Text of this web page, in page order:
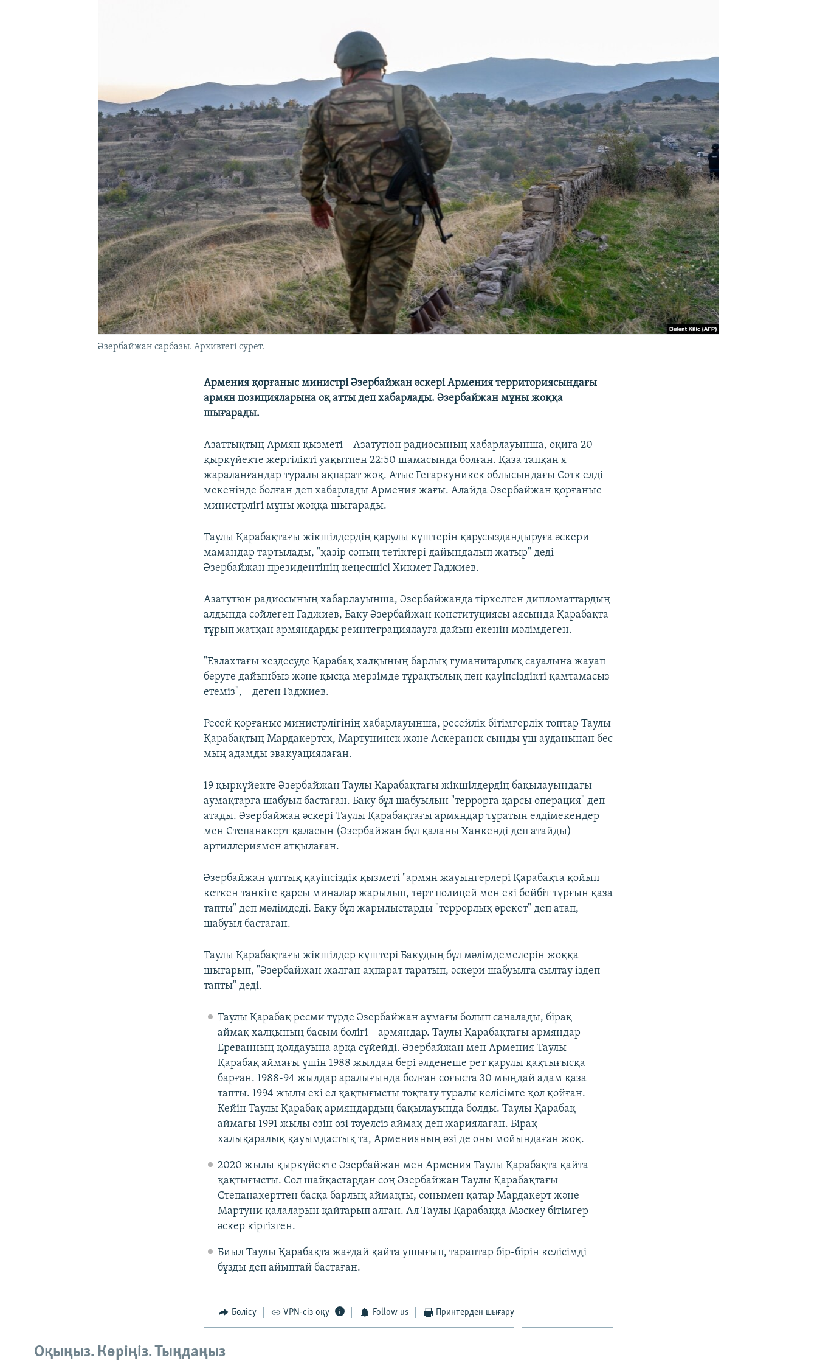
Әзербайжан сарбазы. Архивтегі сурет.
Армения қорғаныс министрі Әзербайжан әскері Армения территориясындағы
армян позицияларына оқ атты деп хабарлады. Әзербайжан мұны жоққа
шығарады.
Азаттықтың Армян қызметі – Азатутюн радиосының хабарлауынша, оқиға 20
қыркүйекте жергілікті уақытпен 22:50 шамасында болған. Қаза тапқан я
жараланғандар туралы ақпарат жоқ. Атыс Гегаркуникск облысындағы Сотк елді
мекенінде болған деп хабарлады Армения жағы. Алайда Әзербайжан қорғаныс
министрлігі мұны жоққа шығарады.
Таулы Қарабақтағы жікшілдердің қарулы күштерін қарусыздандыруға әскери
мамандар тартылады, "қазір соның тетіктері дайындалып жатыр" деді
Әзербайжан президентінің кеңесшісі Хикмет Гаджиев.
Азатутюн радиосының хабарлауынша, Әзербайжанда тіркелген дипломаттардың
алдында сөйлеген Гаджиев, Баку Әзербайжан конституциясы аясында Қарабақта
тұрып жатқан армяндарды реинтеграциялауға дайын екенін мәлімдеген.
"Евлахтағы кездесуде Қарабақ халқының барлық гуманитарлық сауалына жауап
беруге дайынбыз және қысқа мерзімде тұрақтылық пен қауіпсіздікті қамтамасыз
етеміз", – деген Гаджиев.
Ресей қорғаныс министрлігінің хабарлауынша, ресейлік бітімгерлік топтар Таулы
Қарабақтың Мардакертск, Мартунинск және Аскеранск сынды үш ауданынан бес
мың адамды эвакуациялаған.
19 қыркүйекте Әзербайжан Таулы Қарабақтағы жікшілдердің бақылауындағы
аумақтарға шабуыл бастаған. Баку бұл шабуылын "террорға қарсы операция" деп
атады. Әзербайжан әскері Таулы Қарабақтағы армяндар тұратын елдімекендер
мен Степанакерт қаласын (Әзербайжан бұл қаланы Ханкенді деп атайды)
артиллериямен атқылаған.
Әзербайжан ұлттық қауіпсіздік қызметі "армян жауынгерлері Қарабақта қойып
кеткен танкіге қарсы миналар жарылып, төрт полицей мен екі бейбіт тұрғын қаза
тапты" деп мәлімдеді. Баку бұл жарылыстарды "террорлық әрекет" деп атап,
шабуыл бастаған.
Таулы Қарабақтағы жікшілдер күштері Бакудың бұл мәлімдемелерін жоққа
шығарып, "Әзербайжан жалған ақпарат таратып, әскери шабуылға сылтау іздеп
тапты" деді.
Таулы Қарабақ ресми түрде Әзербайжан аумағы болып саналады, бірақ
аймақ халқының басым бөлігі – армяндар. Таулы Қарабақтағы армяндар
Ереванның қолдауына арқа сүйейді. Әзербайжан мен Армения Таулы
Қарабақ аймағы үшін 1988 жылдан бері әлденеше рет қарулы қақтығысқа
барған. 1988-94 жылдар аралығында болған соғыста 30 мыңдай адам қаза
тапты. 1994 жылы екі ел қақтығысты тоқтату туралы келісімге қол қойған.
Кейін Таулы Қарабақ армяндардың бақылауында болды. Таулы Қарабақ
аймағы 1991 жылы өзін өзі тәуелсіз аймақ деп жариялаған. Бірақ
халықаралық қауымдастық та, Арменияның өзі де оны мойындаған жоқ.
2020 жылы қыркүйекте Әзербайжан мен Армения Таулы Қарабақта қайта
қақтығысты. Сол шайқастардан соң Әзербайжан Таулы Қарабақтағы
Степанакерттен басқа барлық аймақты, сонымен қатар Мардакерт және
Мартуни қалаларын қайтарып алған. Ал Таулы Қарабаққа Мәскеу бітімгер
әскер кіргізген.
Биыл Таулы Қарабақта жағдай қайта ушығып, тараптар бір-бірін келісімді
бұзды деп айыптай бастаған.
Бөлісу VPN-сіз оқу Follow us Принтерден шығару
Оқыңыз. Көріңіз. Тыңдаңыз